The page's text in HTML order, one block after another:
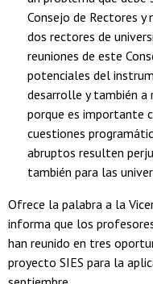
Consejo de Rectores y
dos rectores de
reuniones de este
potenciales del
desarrolle y también a
porque es importante
cuestiones
abruptos resulten
también para las
Ofrece la palabra a la
informa que los
han reunido en tres
proyecto SIES para la